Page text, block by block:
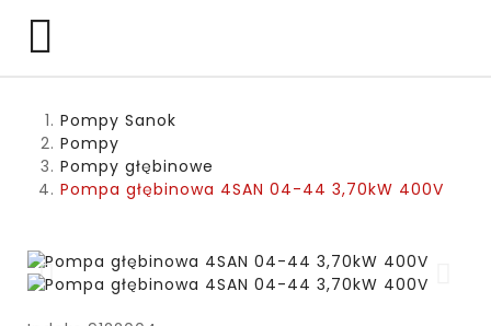

Pompy Sanok
Pompy
Pompy głębinowe
Pompa głębinowa 4SAN 04-44 3,70kW 400V